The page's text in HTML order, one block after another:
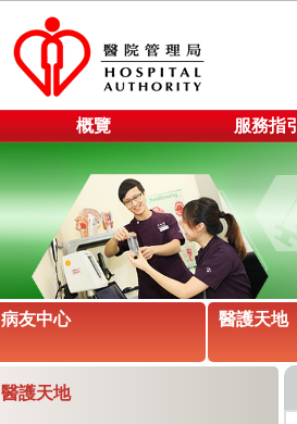
概覽 服務指引
病友中心 醫護天地
醫護天地